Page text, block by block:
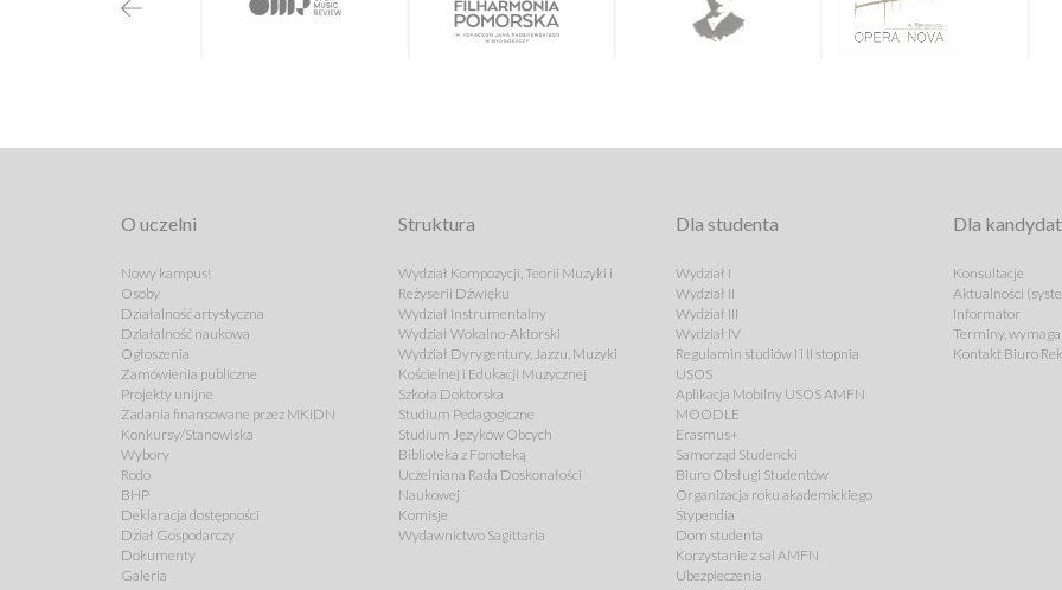
O uczelni
Nowy kampus!
Osoby
Działalność artystyczna
Działalność naukowa
Ogłoszenia
Zamówienia publiczne
Projekty unijne
Zadania finansowane przez MKiDN
Konkursy/Stanowiska
Wybory
Rodo
BHP
Deklaracja dostępności
Dział Gospodarczy
Dokumenty
Galeria
Struktura
Wydział Kompozycji, Teorii Muzyki i
Reżyserii Dźwięku
Wydział Instrumentalny
Wydział Wokalno-Aktorski
Wydział Dyrygentury, Jazzu, Muzyki
Kościelnej i Edukacji Muzycznej
Szkoła Doktorska
Studium Pedagogiczne
Studium Języków Obcych
Biblioteka z Fonoteką
Uczelniana Rada Doskonałości
Naukowej
Komisje
Wydawnictwo Sagittaria
Dla studenta
Wydział I
Wydział II
Wydział III
Wydział IV
Regulamin studiów I i II stopnia
USOS
Aplikacja Mobilny USOS AMFN
MOODLE
Erasmus+
Samorząd Studencki
Biuro Obsługi Studentów
Organizacja roku akademickiego
Stypendia
Dom studenta
Korzystanie z sal AMFN
Ubezpieczenia
Dla
Konsultacje
Aktualności
Informator
Terminy,
Kontakt Biuro